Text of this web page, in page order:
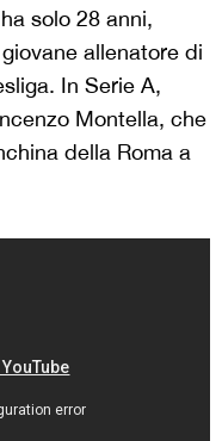
solo 28 anni,
allenatore di
In Serie A,
Montella, che
della Roma a